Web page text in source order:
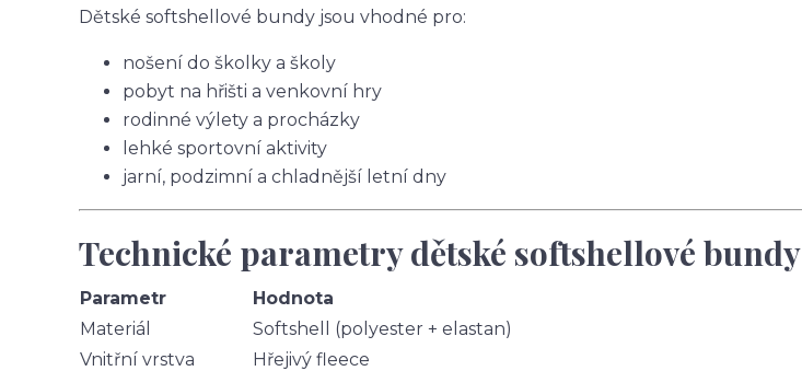
Dětské softshellové bundy jsou vhodné pro:
nošení do školky a školy
pobyt na hřišti a venkovní hry
rodinné výlety a procházky
lehké sportovní aktivity
jarní, podzimní a chladnější letní dny
Technické parametry dětské softshellové bundy
Parametr
Hodnota
Materiál
Softshell (polyester + elastan)
Vnitřní vrstva
Hřejivý fleece